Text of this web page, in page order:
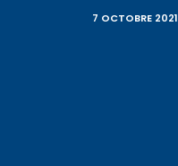
7 OCTOBRE 2021